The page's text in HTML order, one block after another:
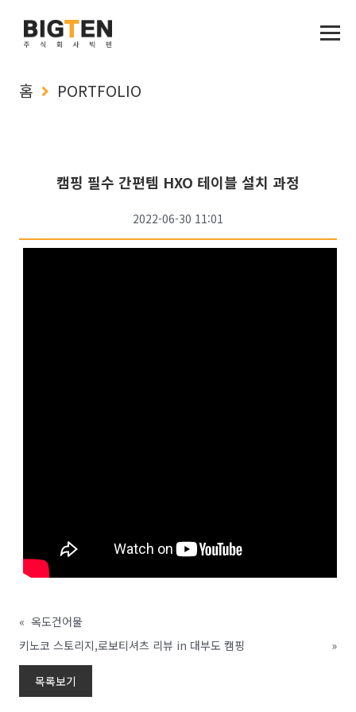
홈 PORTFOLIO
캠핑 필수 간편템 HXO 테이블 설치 과정
2022-06-30 11:01
« 옥도건어물
키노코 스토리지,로보티셔츠 리뷰 in 대부도 캠핑
»
목록보기